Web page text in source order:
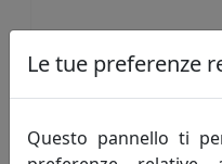
Le tue preferenze
Questo pannello ti